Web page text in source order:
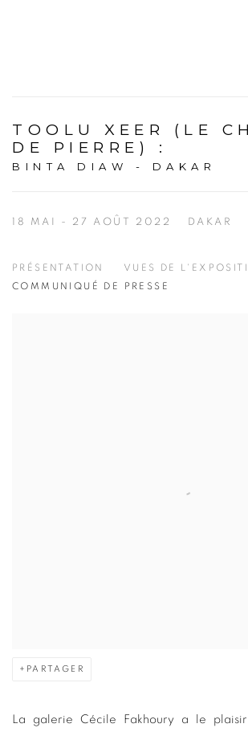
TOOLU XEER (LE
DE PIERRE) :
BINTA DIAW - DAKAR
18 MAI - 27 AOÛT 2022 DAKAR
PRÉSENTATION
VUES DE
COMMUNIQUÉ DE PRESSE
PARTAGER
La galerie Cécile Fakhoury a le